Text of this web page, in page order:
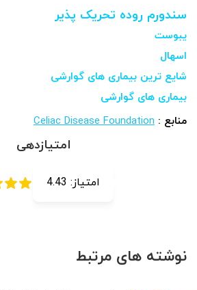
سندورم روده تحریک پذیر
یبوست
اسهال
شایع ترین بیماری های گوارشی
بیماری های گوارشی
منابع : Celiac Disease Foundation
امتیازدهی
امتیاز: 4.43
نوشته های مرتبط